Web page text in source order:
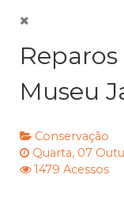
Museu
Conservação
Quarta, 07
1479 Acessos